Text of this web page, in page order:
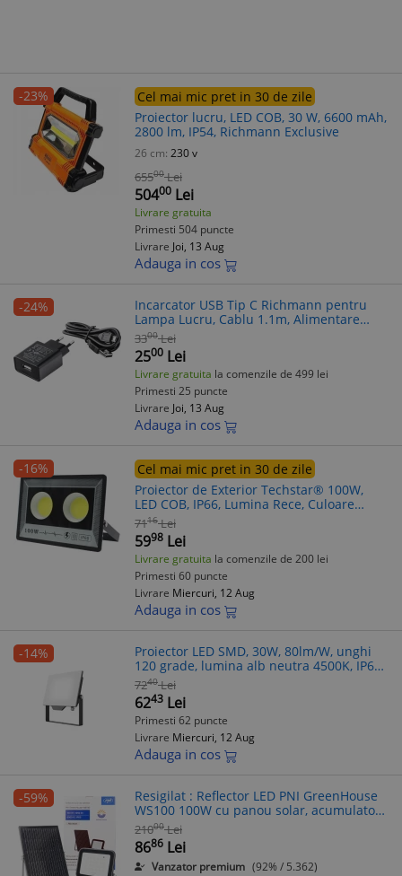
-23%
Cel mai mic pret in 30 de zile
Proiector lucru, LED COB, 30 W, 6600 mAh,
2800 lm, IP54, Richmann Exclusive
26 cm: 230 v
65500 Lei
50400 Lei
Livrare gratuita
Primesti 504 puncte
Livrare Joi, 13 Aug
Adauga in cos
-24%
Incarcator USB Tip C Richmann pentru
Lampa Lucru, Cablu 1.1m, Alimentare
100-240V, Iesire 5V 1A
3300 Lei
2500 Lei
Livrare gratuita la comenzile de 499 lei
Primesti 25 puncte
Livrare Joi, 13 Aug
Adauga in cos
-16%
Cel mai mic pret in 30 de zile
Proiector de Exterior Techstar® 100W,
LED COB, IP66, Lumina Rece, Culoare
6500K, Corp Aluminiu, Suport Reglabil
7116 Lei
5998 Lei
Livrare gratuita la comenzile de 200 lei
Primesti 60 puncte
Livrare Miercuri, 12 Aug
Adauga in cos
-14%
Proiector LED SMD, 30W, 80lm/W, unghi
120 grade, lumina alb neutra 4500K, IP65,
cablu alimentare 15 cm, negru/alb
7240 Lei
6243 Lei
Primesti 62 puncte
Livrare Miercuri, 12 Aug
Adauga in cos
-59%
Resigilat : Reflector LED PNI GreenHouse
WS100 100W cu panou solar, acumulator
100
21000 Lei
8686 Lei
Vanzator premium (92% / 5.362)